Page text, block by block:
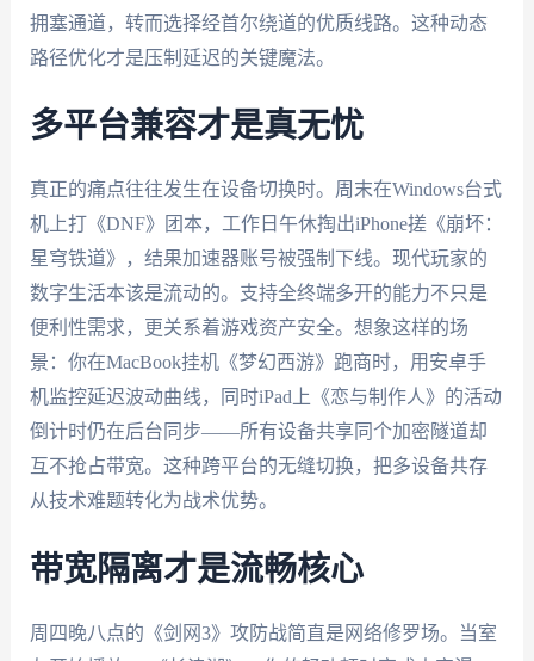
拥塞通道，转而选择经首尔绕道的优质线路。这种动态
路径优化才是压制延迟的关键魔法。
多平台兼容才是真无忧
真正的痛点往往发生在设备切换时。周末在Windows台式
机上打《DNF》团本，工作日午休掏出iPhone搓《崩坏：
星穹铁道》，结果加速器账号被强制下线。现代玩家的
数字生活本该是流动的。支持全终端多开的能力不只是
便利性需求，更关系着游戏资产安全。想象这样的场
景：你在MacBook挂机《梦幻西游》跑商时，用安卓手
机监控延迟波动曲线，同时iPad上《恋与制作人》的活动
倒计时仍在后台同步——所有设备共享同个加密隧道却
互不抢占带宽。这种跨平台的无缝切换，把多设备共存
从技术难题转化为战术优势。
带宽隔离才是流畅核心
周四晚八点的《剑网3》攻防战简直是网络修罗场。当室